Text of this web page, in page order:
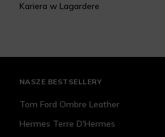
Kariera w Lagardere
NASZE BESTSELLERY
Tom Ford Ombre Leather
Hermes Terre D'Hermes